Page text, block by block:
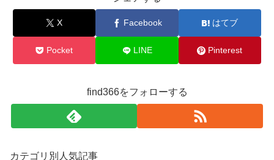
X Facebook はてブ
Pocket LINE Pinterest
find366をフォローする
カテゴリ別人気記事